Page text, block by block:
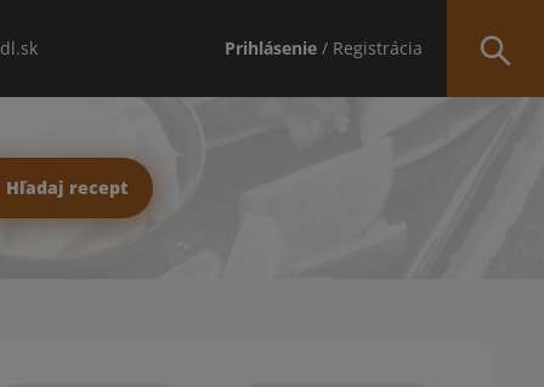
Prihlásenie / Registrácia
Hľadaj recept